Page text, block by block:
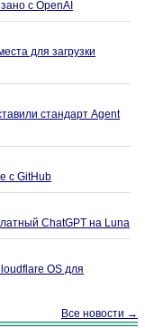
с OpenAI
для загрузки
стандарт Agent
с GitHub
ChatGPT на Luna
OS для
Все новости →